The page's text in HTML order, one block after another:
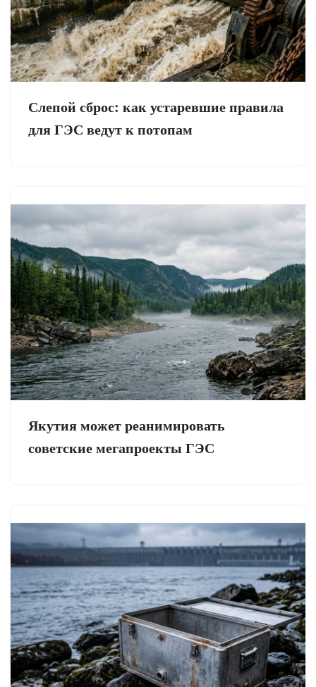
Слепой сброс: как устаревшие правила
для ГЭС ведут к потопам
Якутия может реанимировать
советские мегапроекты ГЭС